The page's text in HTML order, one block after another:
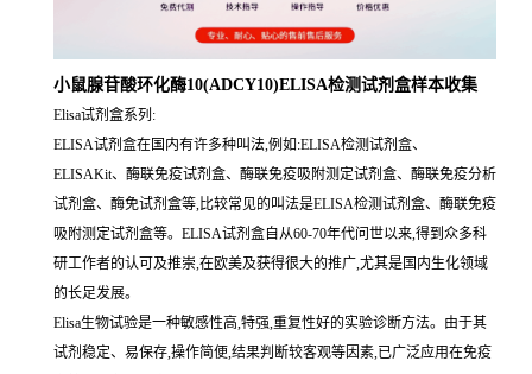
小鼠腺苷酸环化酶10(ADCY10)ELISA检测试剂盒样本收集
Elisa试剂盒系列:
ELISA试剂盒在国内有许多种叫法,例如:ELISA检测试剂盒、
ELISAKit、酶联免疫试剂盒、酶联免疫吸附测定试剂盒、酶联免疫分析
试剂盒、酶免试剂盒等,比较常见的叫法是ELISA检测试剂盒、酶联免疫
吸附测定试剂盒等。ELISA试剂盒自从60-70年代问世以来,得到众多科
研工作者的认可及推崇,在欧美及获得很大的推广,尤其是国内生化领域
的长足发展。
Elisa生物试验是一种敏感性高,特强,重复性好的实验诊断方法。由于其
试剂稳定、易保存,操作简便,结果判断较客观等因素,已广泛应用在免疫